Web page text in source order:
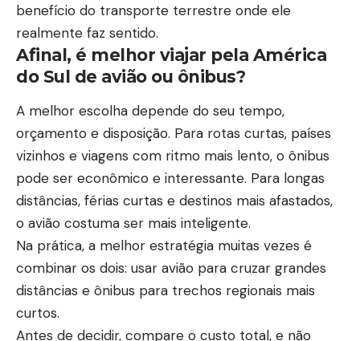
benefício do transporte terrestre onde ele
realmente faz sentido.
Afinal, é melhor viajar pela América
do Sul de avião ou ônibus?
A melhor escolha depende do seu tempo,
orçamento e disposição. Para rotas curtas, países
vizinhos e viagens com ritmo mais lento, o ônibus
pode ser econômico e interessante. Para longas
distâncias, férias curtas e destinos mais afastados,
o avião costuma ser mais inteligente.
Na prática, a melhor estratégia muitas vezes é
combinar os dois: usar avião para cruzar grandes
distâncias e ônibus para trechos regionais mais
curtos.
Antes de decidir, compare o custo total, e não